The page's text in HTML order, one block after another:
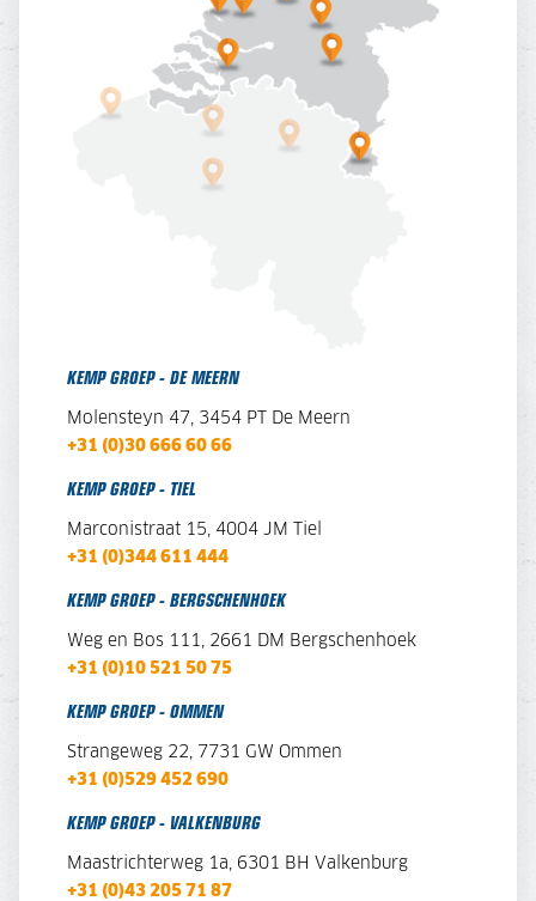
KEMP GROEP - DE MEERN
Molensteyn 47, 3454 PT De Meern
+31 (0)30 666 60 66
KEMP GROEP - TIEL
Marconistraat 15, 4004 JM Tiel
+31 (0)344 611 444
KEMP GROEP - BERGSCHENHOEK
Weg en Bos 111, 2661 DM Bergschenhoek
+31 (0)10 521 50 75
KEMP GROEP - OMMEN
Strangeweg 22, 7731 GW Ommen
+31 (0)529 452 690
KEMP GROEP - VALKENBURG
Maastrichterweg 1a, 6301 BH Valkenburg
+31 (0)43 205 71 87